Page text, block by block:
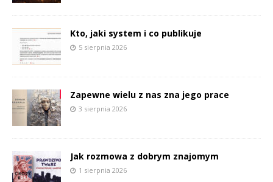
Kto, jaki system i co publikuje
5 sierpnia 2026
Zapewne wielu z nas zna jego prace
3 sierpnia 2026
Jak rozmowa z dobrym znajomym
1 sierpnia 2026